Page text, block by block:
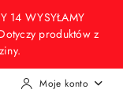
14 WYSYŁAMY
produktów z
Moje konto